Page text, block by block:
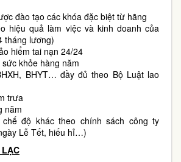
đào tạo các khóa đặc biệt từ hãng
hiệu quả làm việc và kinh doanh của
tháng lương)
hiểm tai nạn 24/24
khỏe hàng năm
BHYT… đầy đủ theo Bộ Luật lao
trưa
năm
chế độ khác theo chính sách công ty
Lễ Tết, hiếu hỉ…)
LẠC